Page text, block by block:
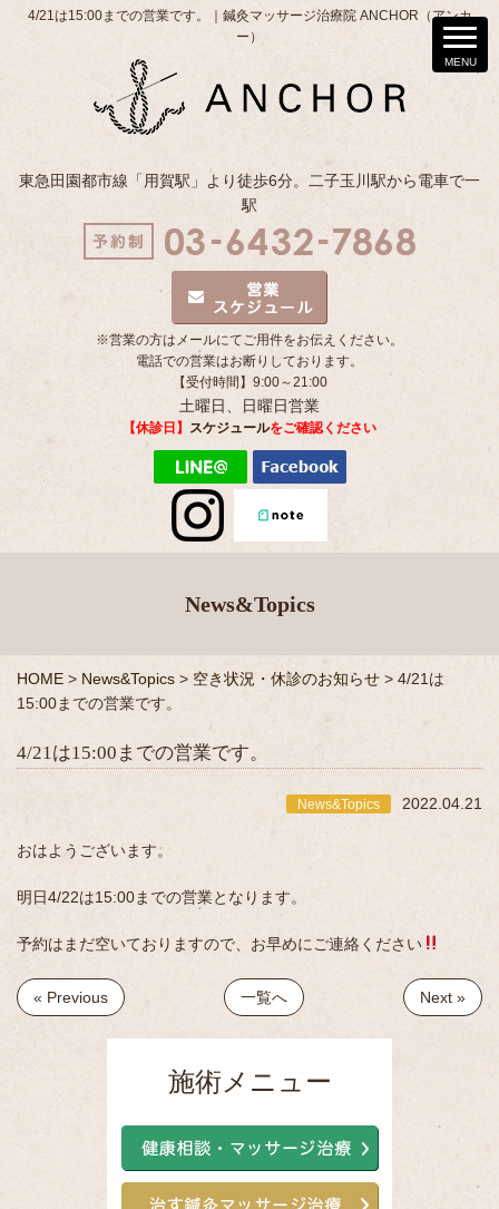
4/21は15:00までの営業です。｜鍼灸マッサージ治療院 ANCHOR（アンカ
ー）
東急田園都市線「用賀駅」より徒歩6分。二子玉川駅から電車で一
駅
※営業の方はメールにてご用件をお伝えください。
電話での営業はお断りしております。
【受付時間】9:00～21:00
土曜日、日曜日営業
【休診日】 スケジュールをご確認ください
News&Topics
HOME > News&Topics > 空き状況・休診のお知らせ > 4/21は
15:00までの営業です。
4/21は15:00までの営業です。
News&Topics 2022.04.21
おはようございます。
明日4/22は15:00までの営業となります。
予約はまだ空いておりますので、お早めにご連絡ください
« Previous 一覧へ Next »
施術メニュー